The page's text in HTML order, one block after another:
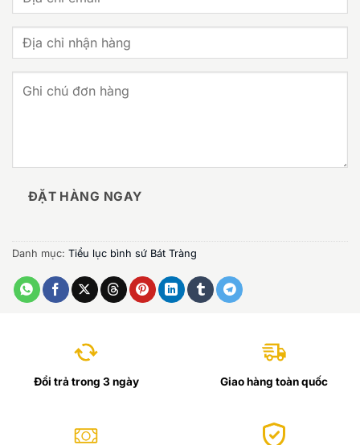
ĐẶT HÀNG NGAY
Danh mục: Tiểu lục bình sứ Bát Tràng
Đổi trả trong 3 ngày Giao hàng toàn quốc